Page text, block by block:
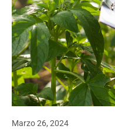
Marzo 26, 2024